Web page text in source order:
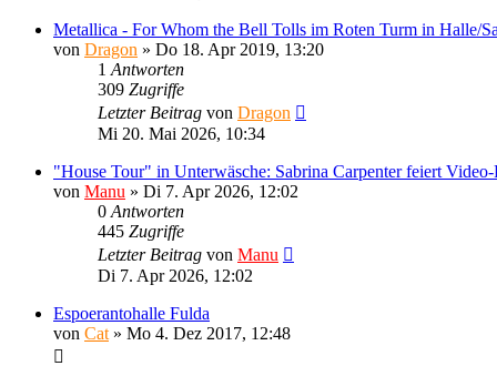
Metallica - For Whom the Bell Tolls im Roten Turm in Halle/
von Dragon » Do 18. Apr 2019, 13:20
1 Antworten
309 Zugriffe
Letzter Beitrag von Dragon
Mi 20. Mai 2026, 10:34
"House Tour" in Unterwäsche: Sabrina Carpenter feiert Video-
von Manu » Di 7. Apr 2026, 12:02
0 Antworten
445 Zugriffe
Letzter Beitrag von Manu
Di 7. Apr 2026, 12:02
Espoerantohalle Fulda
von Cat » Mo 4. Dez 2017, 12:48